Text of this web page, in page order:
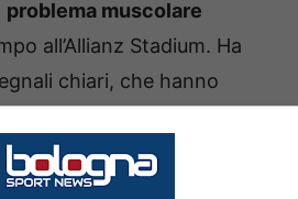
problema muscolare
all’Allianz Stadium. Ha
chiari, che hanno
Perché quando si